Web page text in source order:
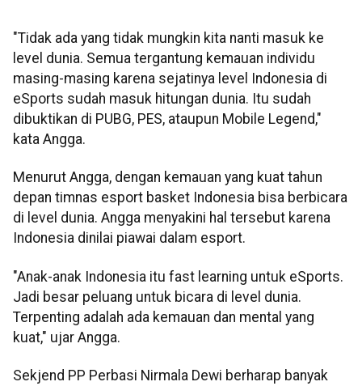
"Tidak ada yang tidak mungkin kita nanti masuk ke
level dunia. Semua tergantung kemauan individu
masing-masing karena sejatinya level Indonesia di
eSports sudah masuk hitungan dunia. Itu sudah
dibuktikan di PUBG, PES, ataupun Mobile Legend,"
kata Angga.
Menurut Angga, dengan kemauan yang kuat tahun
depan timnas esport basket Indonesia bisa berbicara
di level dunia. Angga menyakini hal tersebut karena
Indonesia dinilai piawai dalam esport.
"Anak-anak Indonesia itu fast learning untuk eSports.
Jadi besar peluang untuk bicara di level dunia.
Terpenting adalah ada kemauan dan mental yang
kuat," ujar Angga.
Sekjend PP Perbasi Nirmala Dewi berharap banyak